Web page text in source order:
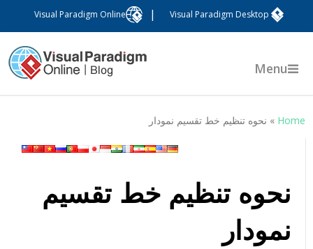
Visual Paradigm Desktop
Visual Paradigm Online
Menu
Home
» نحوه تنظیم خط تقسیم نمودار
نحوه تنظیم خط تقسیم
نمودار